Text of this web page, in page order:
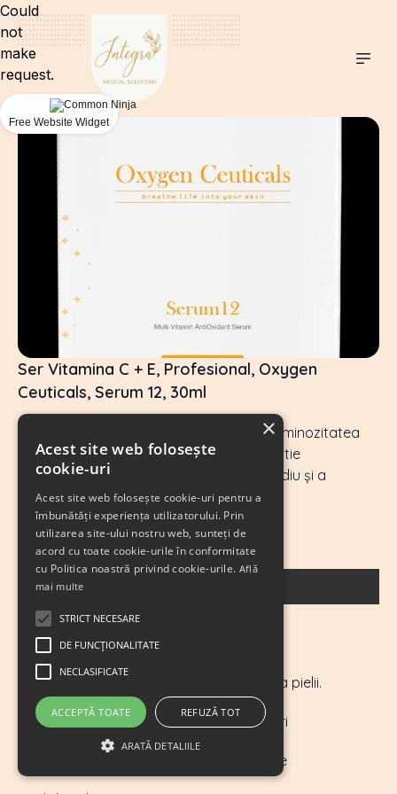
Ser Vitamina C + E, Profesional, Oxygen
Ceuticals, Serum 12, 30ml
Ser vitamina C + E care îmbunătățește luminozitatea
tinerească, oferind în același timp protectie
antioxidantă împotriva stresorilor de mediu și a
radicalilor liberi.
Preț 345 Lei
Beneficii:
Iluminează pielea și uniformizează nuanța pielii.
Apără împotriva daunelor radicalilor liberi
Diminuează aspectul de hiperpigmentare
Could
not
make
request.
Free Website Widget
×
Acest site web folosește
cookie-uri
Acest site web folosește cookie-uri pentru a
îmbunătăți experiența utilizatorului. Prin
utilizarea site-ului nostru web, sunteți de
acord cu toate cookie-urile în conformitate
cu Politica noastră privind cookie-urile. Află
mai multe
STRICT NECESARE
DE FUNCŢIONALITATE
NECLASIFICATE
ACCEPTĂ TOATE REFUZĂ TOT
ARATĂ DETALIILE